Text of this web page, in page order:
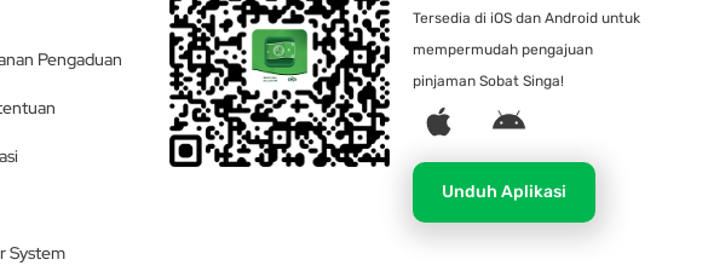
Pengaduan
System
Tersedia di iOS dan Android untuk
mempermudah pengajuan
pinjaman Sobat Singa!
A
p
p
l
e
A
n
d
r
o
Unduh Aplikasi